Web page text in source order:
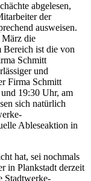
abgelesen,
der
ausweisen.
März die
Bereich ist die von
Schmitt
und
Firma Schmitt
19:30 Uhr, am
sich natürlich
Ableseaktion in
hat, sei nochmals
in Plankstadt derzeit
Stadtwerke-